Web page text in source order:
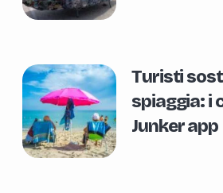
Turisti
spiaggia: i
Junker app